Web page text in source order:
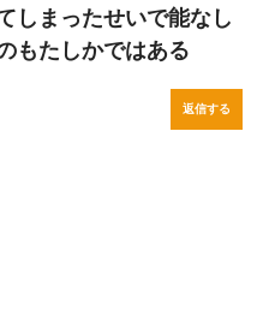
しまったせいで能なし
もたしかではある
返信する